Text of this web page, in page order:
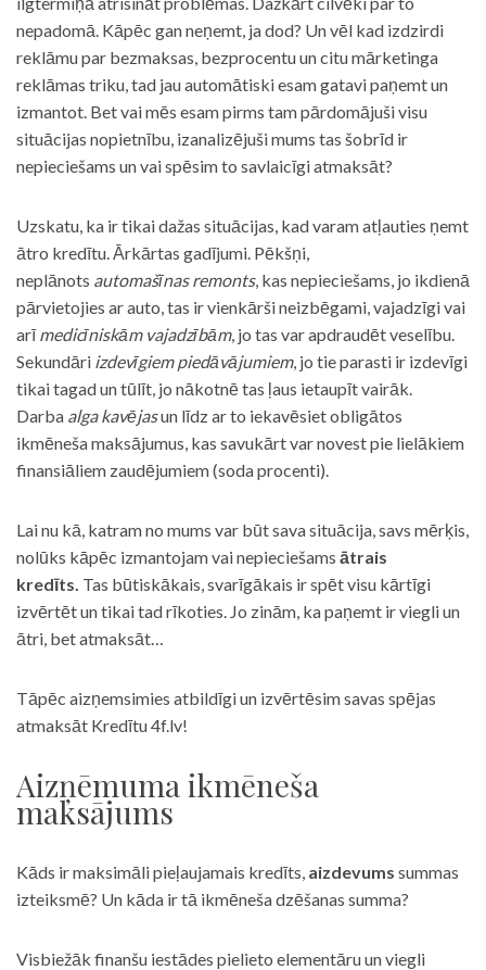
nepadomā. Kāpēc gan neņemt, ja dod? Un vēl kad izdzirdi
reklāmu par bezmaksas, bezprocentu un citu mārketinga
reklāmas triku, tad jau automātiski esam gatavi paņemt un
izmantot. Bet vai mēs esam pirms tam pārdomājuši visu
situācijas nopietnību, izanalizējuši mums tas šobrīd ir
nepieciešams un vai spēsim to savlaicīgi atmaksāt?
Uzskatu, ka ir tikai dažas situācijas, kad varam atļauties ņemt
ātro kredītu. Ārkārtas gadījumi. Pēkšņi,
neplānots automašīnas remonts, kas nepieciešams, jo ikdienā
pārvietojies ar auto, tas ir vienkārši neizbēgami, vajadzīgi vai
arīmedicīniskām vajadzībām, jo tas var apdraudēt veselību.
Sekundāri izdevīgiem piedāvājumiem, jo tie parasti ir izdevīgi
tikai tagad un tūlīt, jo nākotnē tas ļaus ietaupīt vairāk.
Darba alga kavējasun līdz ar to iekavēsiet obligātos
ikmēneša maksājumus, kas savukārt var novest pie lielākiem
finansiāliem zaudējumiem (soda procenti).
Lai nu kā, katram no mums var būt sava situācija, savs mērķis,
nolūks kāpēc izmantojam vai nepieciešams ātrais
kredīts. Tas būtiskākais, svarīgākais ir spēt visu kārtīgi
izvērtēt un tikai tad rīkoties. Jo zinām, ka paņemt ir viegli un
ātri, bet atmaksāt…
Tāpēc aizņemsimies atbildīgi un izvērtēsim savas spējas
atmaksāt Kredītu 4f.lv!
Aizņēmuma ikmēneša
maksājums
Kāds ir maksimāli pieļaujamais kredīts, aizdevums summas
izteiksmē? Un kāda ir tā ikmēneša dzēšanas summa?
Visbiežāk finanšu iestādes pielieto elementāru un viegli